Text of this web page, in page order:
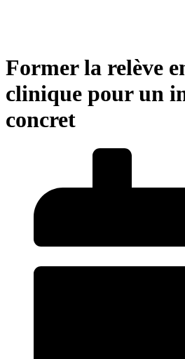
Former la relève
clinique pour un
concret